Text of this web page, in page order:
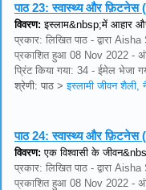
पाठ 23:स्वास्थ्य और फ़िटनेस
विवरण: इस्लाम&nbsp;में आहार और
प्रकार: लिखित पाठ - द्वारा
प्रकाशित हुआ 08 Nov 2022 -
प्रिंट किया गया: 34 - ईमेल भेजा
श्रेणी: पाठ >इस्लामी जीवन शैली,
पाठ 24:स्वास्थ्य और फ़िटनेस
विवरण: एक विश्वासी के
प्रकार: लिखित पाठ - द्वारा
प्रकाशित हुआ 08 Nov 2022 -